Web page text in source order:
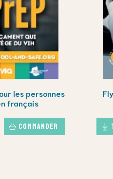
les personnes
français
Commander